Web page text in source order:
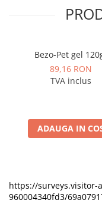
Bezo-Pet gel
89,16 RON
TVA inclus
ADAUGA IN
https://surveys.visitor-
960004340fd3/